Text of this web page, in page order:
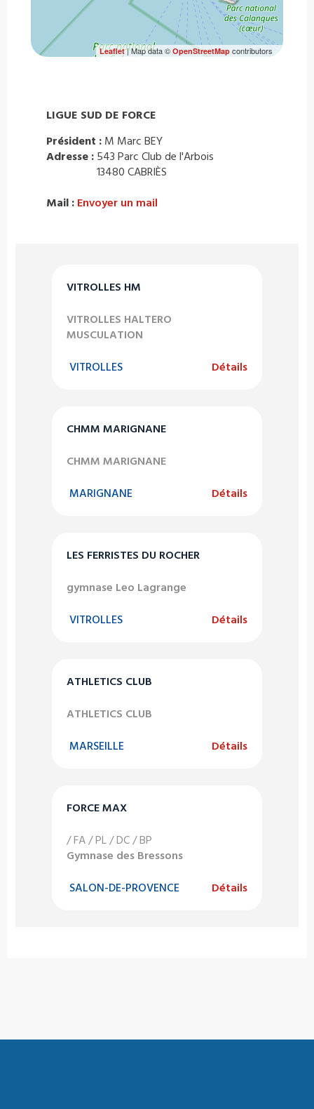
VITROLLES HM
VITROLLES HALTERO
MUSCULATION
VITROLLES Détails
CHMM MARIGNANE
CHMM MARIGNANE
MARIGNANE Détails
LES FERRISTES DU ROCHER
gymnase Leo Lagrange
VITROLLES Détails
ATHLETICS CLUB
ATHLETICS CLUB
MARSEILLE Détails
FORCE MAX
/ FA / PL / DC / BP
Gymnase des Bressons
SALON-DE-PROVENCE Détails
Leaflet| Map data © OpenStreetMapcontributors
LIGUE SUD DE FORCE
Président : M Marc BEY
Adresse : 543 Parc Club de l'Arbois
13480 CABRIÈS
Mail : Envoyer un mail